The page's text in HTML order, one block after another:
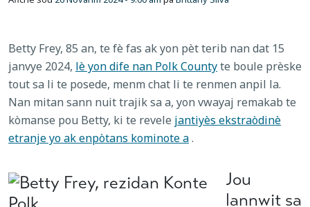
Betty Frey, 85 an, te fè fas ak yon pèt terib nan dat 15
janvye 2024, lè yon dife nan Polk Countyte boule prèske
tout sa li te posede, menm chat li te renmen anpil la.
Nan mitan sann nuit trajik sa a, yon vwayaj remakab te
kòmanse pou Betty, ki te revele jantiyès ekstraòdinè
etranje yo ak enpòtans kominote a.
Jou
lannwit sa